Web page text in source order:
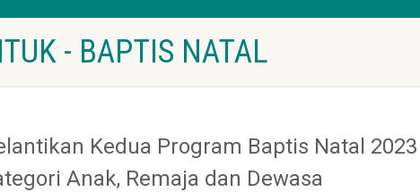
- BAPTIS NATAL
Kedua Program Baptis Natal 2023
Anak, Remaja dan Dewasa